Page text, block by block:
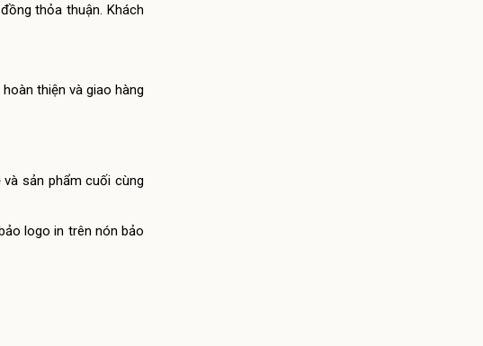
thỏa thuận. Khách
thiện và giao hàng
sản phẩm cuối cùng
logo in trên nón bảo